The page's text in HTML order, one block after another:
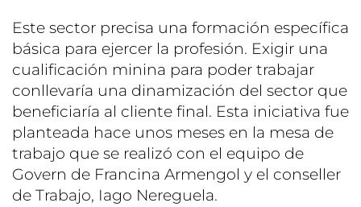
Este sector precisa una formación específica
básica para ejercer la profesión. Exigir una
cualificación minina para poder trabajar
conllevaría una dinamización del sector que
beneficiaría al cliente final. Esta iniciativa fue
planteada hace unos meses en la mesa de
trabajo que se realizó con el equipo de
Govern de Francina Armengol y el conseller
de Trabajo, Iago Nereguela.